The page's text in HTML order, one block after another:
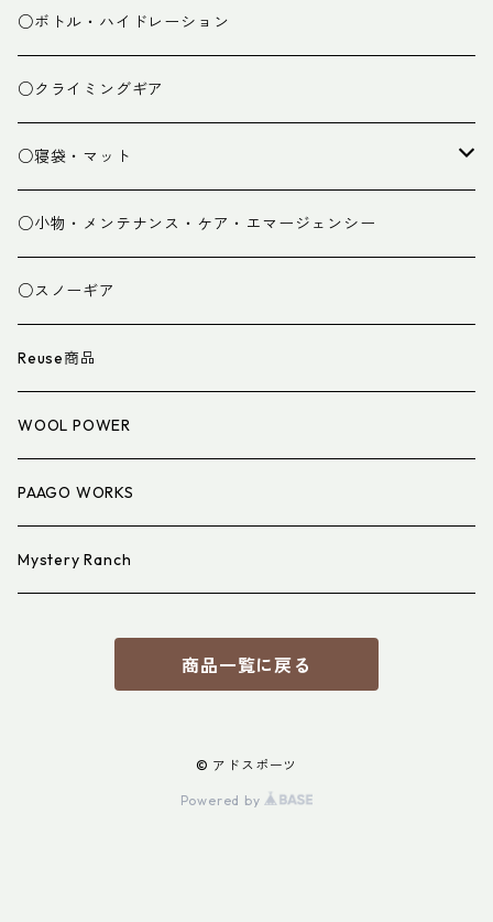
ミドルレイヤー
ベースレイヤー
パンツ
グローブ
スパッツ・ゲイター
衣類小物
アイウェア
○ボトル・ハイドレーション
○クライミングギア
○寝袋・マット
寝袋
マット
寝具小物
○小物・メンテナンス・ケア・エマージェンシー
○スノーギア
Reuse商品
WOOL POWER
PAAGO WORKS
Mystery Ranch
商品一覧に戻る
© アドスポーツ
Powered by